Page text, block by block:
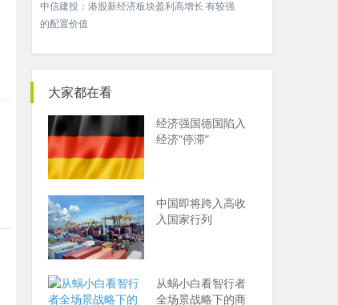
中信建投：港股新经济板块盈利高增长 有较强
的配置价值
大家都在看
经济强国德国陷入
经济“停滞”
中国即将跨入高收
入国家行列
从蜗小白看智行者
全场景战略下的商